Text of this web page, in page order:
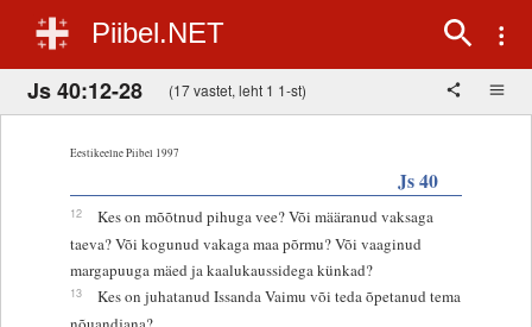
Piibel.NET
Js 40:12-28 (17 vastet, leht 1 1-st)
Eestikeelne Piibel 1997
Js 40
12
Kes on mõõtnud pihuga vee? Või määranud vaksaga
taeva? Või kogunud vakaga maa põrmu? Või vaaginud
margapuuga mäed ja kaalukaussidega künkad?
13
Kes on juhatanud Issanda Vaimu või teda õpetanud tema